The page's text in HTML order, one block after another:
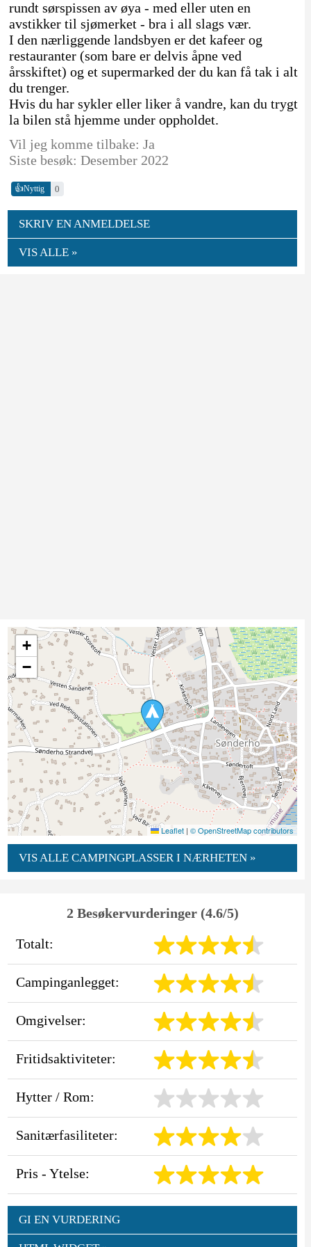
rundt sørspissen av øya - med eller uten en
avstikker til sjømerket - bra i all slags vær.
I den nærliggende landsbyen er det kafeer og
restauranter (som bare er delvis åpne ved
årsskiftet) og et supermarked der du kan få tak i alt
du trenger.
Hvis du har sykler eller liker å vandre, kan du trygt
la bilen stå hjemme under oppholdet.
Vil jeg komme tilbake: Ja
Siste besøk: Desember 2022
👍Nyttig 0
SKRIV EN ANMELDELSE
VIS ALLE »
+
−
Leaflet | © OpenStreetMap contributors
VIS ALLE CAMPINGPLASSER I NÆRHETEN »
2 Besøkervurderinger (4.6/5)
Totalt:
Campinganlegget:
Omgivelser:
Fritidsaktiviteter:
Hytter / Rom:
Sanitærfasiliteter:
Pris - Ytelse:
GI EN VURDERING